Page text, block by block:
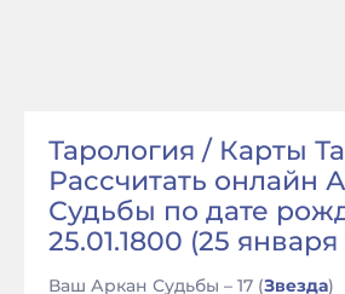
Тарология / Карты
Рассчитать онлайн
Судьбы по дате
25.01.1800 (25 января
Ваш Аркан Судьбы – 17 (Звезда)